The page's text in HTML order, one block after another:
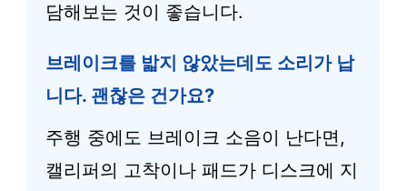
담해보는 것이 좋습니다.
브레이크를 밟지 않았는데도 소리가 납
니다. 괜찮은 건가요?
주행 중에도 브레이크 소음이 난다면,
캘리퍼의 고착이나 패드가 디스크에 지